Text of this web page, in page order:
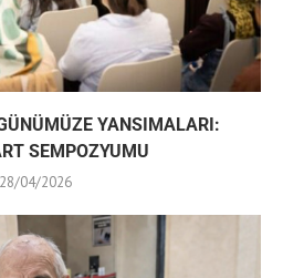
YANSIMALARI:
SEMPOZYUMU
28/04/2026